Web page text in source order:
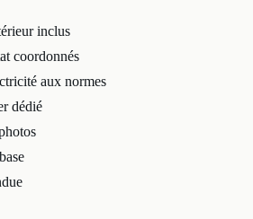
inclus
coordonnés
aux normes
dédié